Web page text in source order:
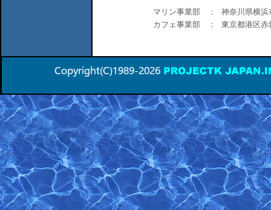
マリン事業部 ：
神奈川県横浜
カフェ事業部 ：
東京都港区赤